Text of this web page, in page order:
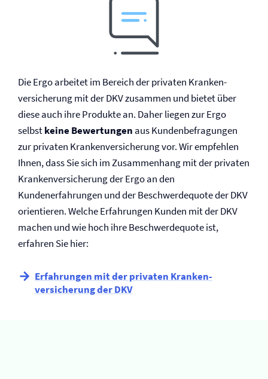
Die Ergo arbeitet im Bereich der privaten Kranken­
versicherung mit der DKV zusammen und bietet über
diese auch ihre Produkte an. Daher liegen zur Ergo
selbstkeine Bewertungen aus Kundenbefragungen
zur privaten Kranken­versicherung vor. Wir empfehlen
Ihnen, dass Sie sich im Zusammenhang mit der privaten
Kranken­versicherung der Ergo an den
Kundenerfahrungen und der Beschwerdequote der DKV
orientieren. Welche Erfahrungen Kunden mit der DKV
machen und wie hoch ihre Beschwerdequote ist,
erfahren Sie hier:
Erfahrungen mit der privaten Kranken­
versicherung der DKV